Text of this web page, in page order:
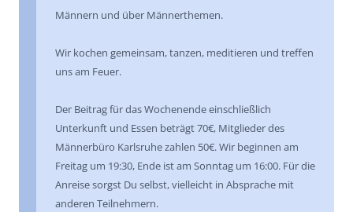
Männern und über Männerthemen.
Wir kochen gemeinsam, tanzen, meditieren und treffen
uns am Feuer.
Der Beitrag für das Wochenende einschließlich
Unterkunft und Essen beträgt 70€, Mitglieder des
Männerbüro Karlsruhe zahlen 50€. Wir beginnen am
Freitag um 19:30, Ende ist am Sonntag um 16:00. Für die
Anreise sorgst Du selbst, vielleicht in Absprache mit
anderen Teilnehmern.